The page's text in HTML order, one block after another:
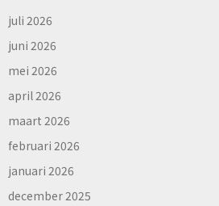
juli 2026
juni 2026
mei 2026
april 2026
maart 2026
februari 2026
januari 2026
december 2025